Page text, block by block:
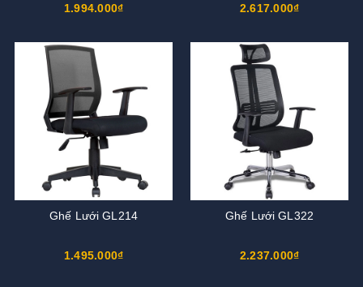
1.994.000₫ 2.617.000₫
Ghế Lưới GL214
1.495.000₫
Ghế Lưới GL322
2.237.000₫